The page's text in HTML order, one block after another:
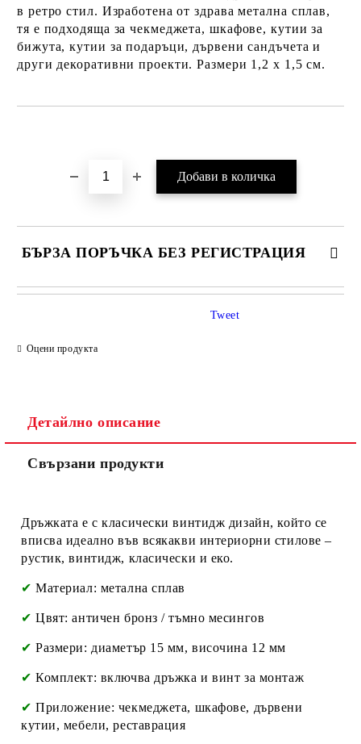
в ретро стил. Изработена от здрава метална сплав,
тя е подходяща за чекмеджета, шкафове, кутии за
бижута, кутии за подаръци, дървени сандъчета и
други декоративни проекти. Размери 1,2 х 1,5 см.
БЪРЗА ПОРЪЧКА БЕЗ РЕГИСТРАЦИЯ
Оцени продукта
Tweet
Детайлно описание
Свързани продукти
Дръжката е с класически винтидж дизайн, който се
вписва идеално във всякакви интериорни стилове –
рустик, винтидж, класически и еко.
✔ Материал: метална сплав
✔ Цвят: античен бронз / тъмно месингов
✔ Размери: диаметър 15 мм, височина 12 мм
✔ Комплект: включва дръжка и винт за монтаж
✔ Приложение: чекмеджета, шкафове, дървени
кутии, мебели, реставрация